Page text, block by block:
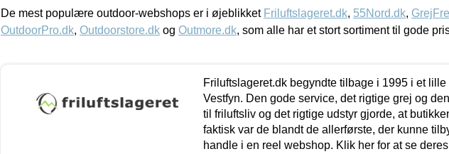
De mest populære outdoor-webshops er i øjeblikket Friluftslageret.dk, 55Nord.dk,
OutdoorPro.dk, Outdoorstore.dk og Outmore.dk, som alle har et stort sortiment til gode
Friluftslageret.dk begyndte tilbage i 1995 i et
Vestfyn. Den gode service, det rigtige grej og
til friluftsliv og det rigtige udstyr gjorde, at
faktisk var de blandt de allerførste, der kunne
handle i en reel webshop. Klik her for at se